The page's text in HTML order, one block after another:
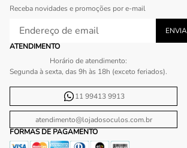
Receba novidades e promoções por e-mail
ATENDIMENTO
Horário de atendimento:
Segunda à sexta, das 9h às 18h (exceto feriados).
11 99413 9913
atendimento@lojadosoculos.com.br
FORMAS DE PAGAMENTO